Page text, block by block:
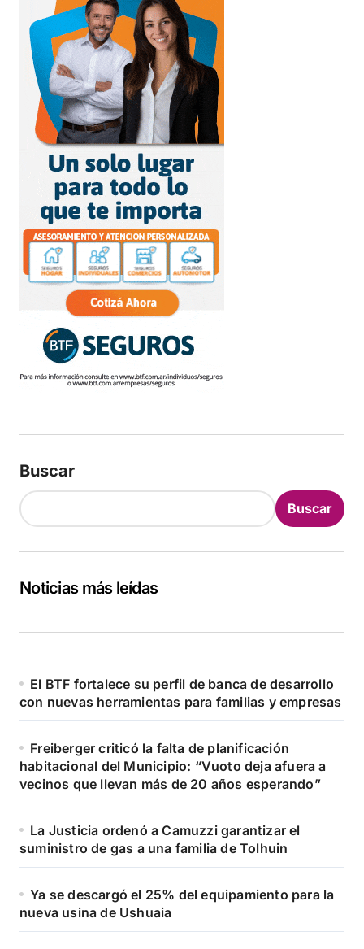
Buscar
Buscar
Noticias más leídas
El BTF fortalece su perfil de banca de desarrollo
con nuevas herramientas para familias y empresas
Freiberger criticó la falta de planificación
habitacional del Municipio: “Vuoto deja afuera a
vecinos que llevan más de 20 años esperando”
La Justicia ordenó a Camuzzi garantizar el
suministro de gas a una familia de Tolhuin
Ya se descargó el 25% del equipamiento para la
nueva usina de Ushuaia